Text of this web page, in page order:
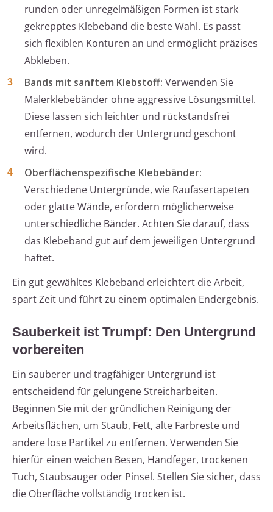
runden oder unregelmäßigen Formen ist stark
gekrepptes Klebeband die beste Wahl. Es passt
sich flexiblen Konturen an und ermöglicht präzises
Abkleben.
Bands mit sanftem Klebstoff: Verwenden Sie
Malerklebebänder ohne aggressive Lösungsmittel.
Diese lassen sich leichter und rückstandsfrei
entfernen, wodurch der Untergrund geschont
wird.
Oberflächenspezifische Klebebänder:
Verschiedene Untergründe, wie Raufasertapeten
oder glatte Wände, erfordern möglicherweise
unterschiedliche Bänder. Achten Sie darauf, dass
das Klebeband gut auf dem jeweiligen Untergrund
haftet.
Ein gut gewähltes Klebeband erleichtert die Arbeit,
spart Zeit und führt zu einem optimalen Endergebnis.
Sauberkeit ist Trumpf: Den Untergrund
vorbereiten
Ein sauberer und tragfähiger Untergrund ist
entscheidend für gelungene Streicharbeiten.
Beginnen Sie mit der gründlichen Reinigung der
Arbeitsflächen, um Staub, Fett, alte Farbreste und
andere lose Partikel zu entfernen. Verwenden Sie
hierfür einen weichen Besen, Handfeger, trockenen
Tuch, Staubsauger oder Pinsel. Stellen Sie sicher, dass
die Oberfläche vollständig trocken ist.